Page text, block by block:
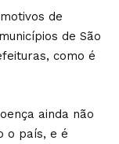
de
de São
como é
ainda não
o país, e é